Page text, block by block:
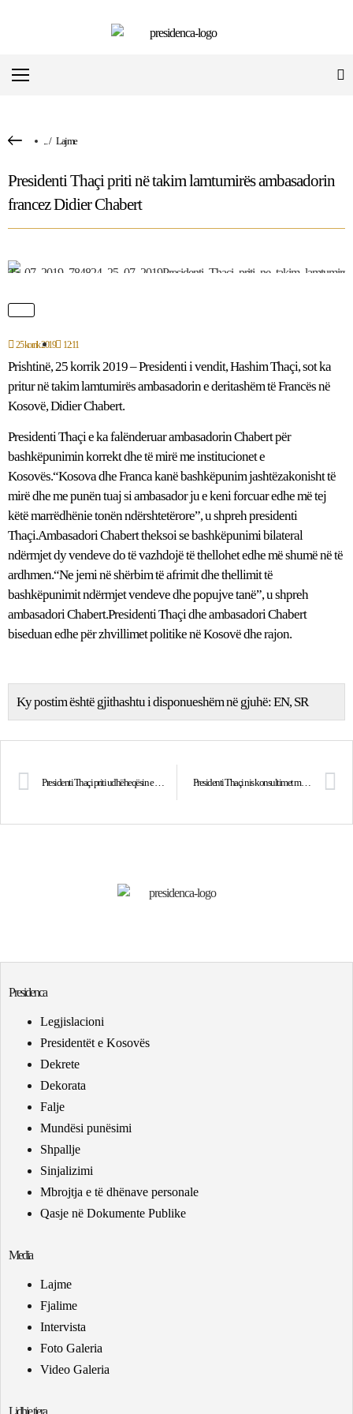
.../ Lajme
Presidenti Thaçi priti në takim lamtumirës ambasadorin
francez Didier Chabert
25 korrik 2019 12:11
Prishtinë, 25 korrik 2019 – Presidenti i vendit, Hashim Thaçi, sot ka
pritur në takim lamtumirës ambasadorin e deritashëm të Francës në
Kosovë, Didier Chabert.
Presidenti Thaçi e ka falënderuar ambasadorin Chabert për
bashkëpunimin korrekt dhe të mirë me institucionet e
Kosovës.“Kosova dhe Franca kanë bashkëpunim jashtëzakonisht të
mirë dhe me punën tuaj si ambasador ju e keni forcuar edhe më tej
këtë marrëdhënie tonën ndërshtetërore”, u shpreh presidenti
Thaçi.Ambasadori Chabert theksoi se bashkëpunimi bilateral
ndërmjet dy vendeve do të vazhdojë të thellohet edhe më shumë në të
ardhmen.“Ne jemi në shërbim të afrimit dhe thellimit të
bashkëpunimit ndërmjet vendeve dhe popujve tanë”, u shpreh
ambasadori Chabert.Presidenti Thaçi dhe ambasadori Chabert
biseduan edhe për zhvillimet politike në Kosovë dhe rajon.
Ky postim është gjithashtu i disponueshëm në gjuhë:EN SR
Presidenti Thaçi priti udhëheqësin e EULEX-it Thran, biseduan për vazhdimin e bashkëpunimit Presidenti Thaçi nis konsultimet me partitë politike në javën e ardhshme
Presidenca
Legjislacioni
Presidentët e Kosovës
Dekrete
Dekorata
Falje
Mundësi punësimi
Shpallje
Sinjalizimi
Mbrojtja e të dhënave personale
Qasje në Dokumente Publike
Media
Lajme
Fjalime
Intervista
Foto Galeria
Video Galeria
Lidhje tjera